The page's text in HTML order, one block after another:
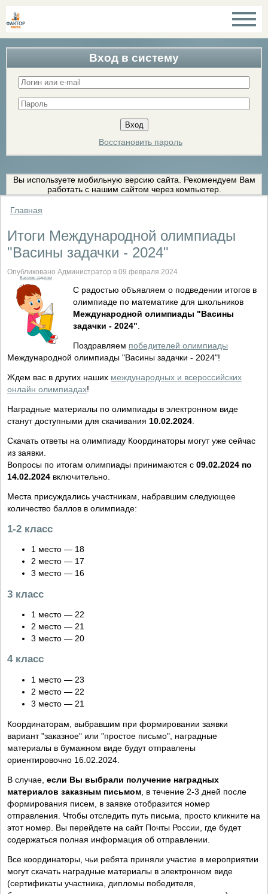
Вход в систему
Восстановить пароль
Вы используете мобильную версию сайта. Рекомендуем Вам
работать с нашим сайтом через компьютер.
Главная
Итоги Международной олимпиады
"Васины задачки - 2024"
Опубликовано Администратор в 09 февраля 2024
Васины задачки
С радостью объявляем о подведении итогов в
олимпиаде по математике для школьников
Международной олимпиады "Васины
задачки - 2024"
Поздравляем победителей олимпиады
Международной олимпиады "Васины задачки - 2024"!
Ждем вас в других наших международных и всероссийских
онлайн олимпиадах!
Наградные материалы по олимпиады в электронном виде
станут доступными для скачивания 10.02.2024
Скачать ответы на олимпиаду Координаторы могут уже сейчас
из заявки.
Вопросы по итогам олимпиады принимаются с 09.02.2024 по
14.02.2024 включительно.
Места присуждались участникам, набравшим следующее
количество баллов в олимпиаде:
1-2 класс
1 место — 18
2 место — 17
3 место — 16
3 класс
1 место — 22
2 место — 21
3 место — 20
4 класс
1 место — 23
2 место — 22
3 место — 21
Координаторам, выбравшим при формировании заявки
вариант "заказное" или "простое письмо", наградные
материалы в бумажном виде будут отправлены
ориентировочно 16.02.2024.
В случае, если Вы выбрали получение наградных
материалов заказным письмом, в течение 2-3 дней после
формирования писем, в заявке отобразится номер
отправления. Чтобы отследить путь письма, просто кликните на
этот номер. Вы перейдете на сайт Почты России, где будет
содержаться полная информация об отправлении.
Все координаторы, чьи ребята приняли участие в мероприятии
могут скачать наградные материалы в электронном виде
(сертификаты участника, дипломы победителя,